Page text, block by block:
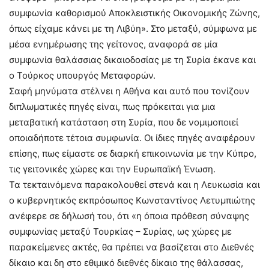
συμφωνία καθορισμού Αποκλειστικής Οικονομικής Ζώνης,
όπως είχαμε κάνει με τη Λιβύη». Στο μεταξύ, σύμφωνα με
μέσα ενημέρωσης της γείτονος, αναφορά σε μία
συμφωνία θαλάσσιας δικαιοδοσίας με τη Συρία έκανε και
ο Τούρκος υπουργός Μεταφορών.
Σαφή μηνύματα στέλνει η Αθήνα και αυτό που τονίζουν
διπλωματικές πηγές είναι, πως πρόκειται για μια
μεταβατική κατάσταση στη Συρία, που δε νομιμοποιεί
οποιαδήποτε τέτοια συμφωνία. Οι ίδιες πηγές αναφέρουν
επίσης, πως είμαστε σε διαρκή επικοινωνία με την Κύπρο,
τις γειτονικές χώρες και την Ευρωπαϊκή Ένωση.
Τα τεκταινόμενα παρακολουθεί στενά και η Λευκωσία και
ο κυβερνητικός εκπρόσωπος Κωνσταντίνος Λετυμπιώτης
ανέφερε σε δήλωσή του, ότι «η όποια πρόθεση σύναψης
συμφωνίας μεταξύ Τουρκίας – Συρίας, ως χώρες με
παρακείμενες ακτές, θα πρέπει να βασίζεται στο Διεθνές
δίκαιο και δη στο εθιμικό διεθνές δίκαιο της θάλασσας,